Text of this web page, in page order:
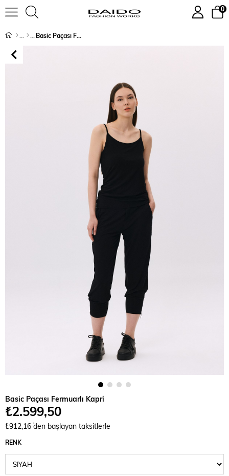
0
Basic Paçası Fermuarlı Kapri
Basic Paçası Fermuarlı Kapri
₺2.599,50
₺912,16 `den başlayan taksitlerle
RENK